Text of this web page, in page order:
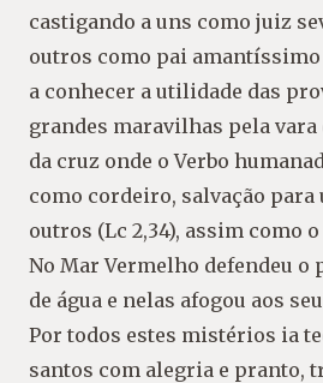
castigando a uns como juiz
outros como pai
a conhecer a utilidade das
grandes maravilhas pela
da cruz onde o Verbo
como cordeiro, salvação para
outros (Lc 2,34), assim como o
No Mar Vermelho defendeu o
de água e nelas afogou aos
Por todos estes mistérios ia
santos com alegria e pranto,